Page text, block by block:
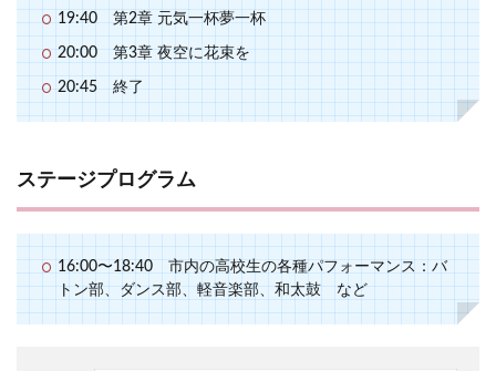
19:40 第2章 元気一杯夢一杯
20:00 第3章 夜空に花束を
20:45 終了
ステージプログラム
16:00〜18:40 市内の高校生の各種パフォーマンス：バ
トン部、ダンス部、軽音楽部、和太鼓 など